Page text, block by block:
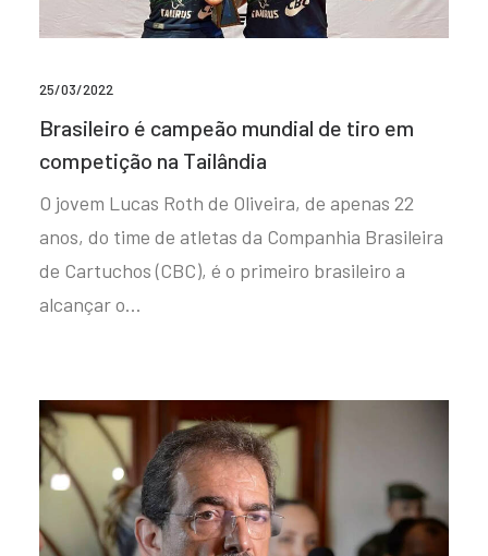
25/03/2022
Brasileiro é campeão mundial de tiro em
competição na Tailândia
O jovem Lucas Roth de Oliveira, de apenas 22
anos, do time de atletas da Companhia Brasileira
de Cartuchos (CBC), é o primeiro brasileiro a
alcançar o…